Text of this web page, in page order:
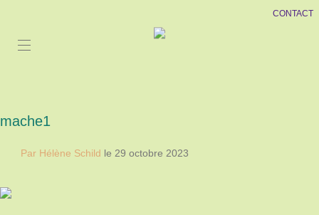
CONTACT
mache1
Par Hélène Schild le 29 octobre 2023